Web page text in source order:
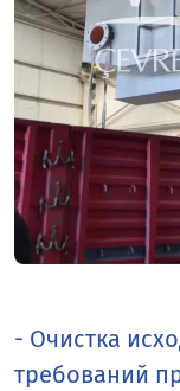
- Очистка
требований